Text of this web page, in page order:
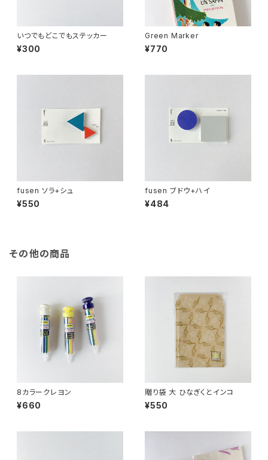
いつでもどこでもステッカー
¥300
Green Marker
¥770
fusen ソラ+シュ
¥550
fusen ブドウ+ハイ
¥484
その他の商品
8カラークレヨン
¥660
贈り袋 大 ひなぎくとインコ
¥550